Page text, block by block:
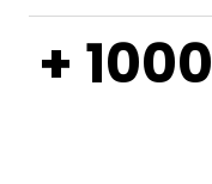
+ 1000